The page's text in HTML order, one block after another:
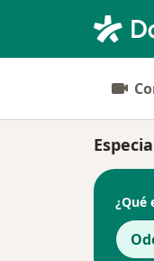
¿Qué